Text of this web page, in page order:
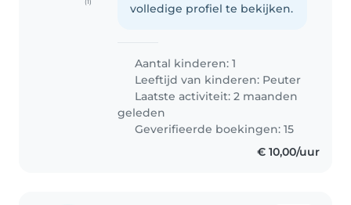
(1)
volledige profiel te bekijken.
Aantal kinderen: 1
Leeftijd van kinderen: Peuter
Laatste activiteit: 2 maanden
geleden
Geverifieerde boekingen: 15
€ 10,00/uur